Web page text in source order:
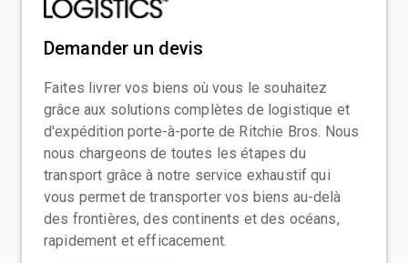
Demander un devis
Faites livrer vos biens où vous le souhaitez
grâce aux solutions complètes de logistique et
d'expédition porte-à-porte de Ritchie Bros. Nous
nous chargeons de toutes les étapes du
transport grâce à notre service exhaustif qui
vous permet de transporter vos biens au-delà
des frontières, des continents et des océans,
rapidement et efficacement.